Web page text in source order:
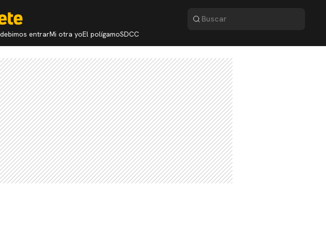
entrarMi otra yoEl polígamoSDCC